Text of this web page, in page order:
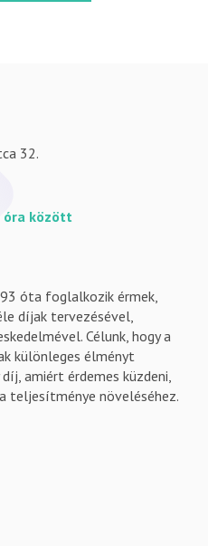
32.
között
óta foglalkozik érmek,
díjak tervezésével,
Célunk, hogy a
különleges élményt
amiért érdemes küzdeni,
teljesítménye növeléséhez.